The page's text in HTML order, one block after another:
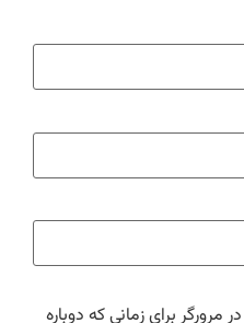
برای زمانی که دوباره